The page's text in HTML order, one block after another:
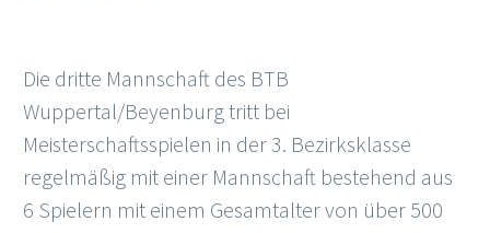
Die dritte Mannschaft des BTB
Wuppertal/Beyenburg tritt bei
Meisterschaftsspielen in der 3. Bezirksklasse
regelmäßig mit einer Mannschaft bestehend aus
6 Spielern mit einem Gesamtalter von über 500